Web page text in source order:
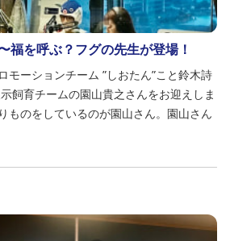
福を呼ぶ？フグの先生が登場！
モーションチーム ”しおたん”こと鈴木詩
飼育チームの園山貴之さんをお迎えしま
ものをしているのが園山さん。園山さん